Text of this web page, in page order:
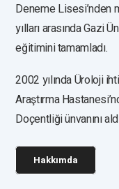
Deneme Lisesi’nden
yılları arasında Gazi
eğitimini tamamladı.
2002 yılında Üroloji
Araştırma
Doçentliği ünvanını
Hakkımda